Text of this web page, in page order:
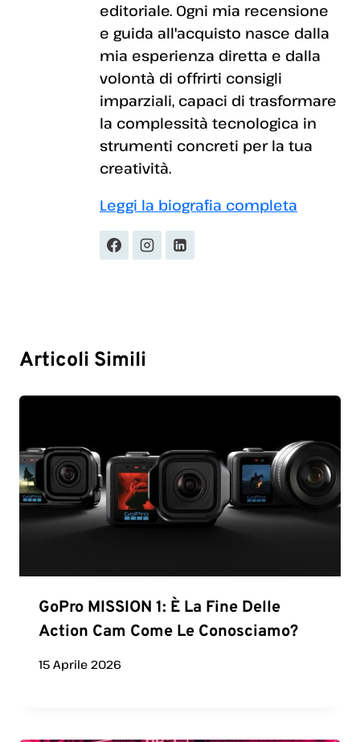
editoriale. Ogni mia recensione
e guida all'acquisto nasce dalla
mia esperienza diretta e dalla
volontà di offrirti consigli
imparziali, capaci di trasformare
la complessità tecnologica in
strumenti concreti per la tua
creatività.
Leggi la biografia completa
Articoli Simili
GoPro MISSION 1: È La Fine Delle
Action Cam Come Le Conosciamo?
15 Aprile 2026